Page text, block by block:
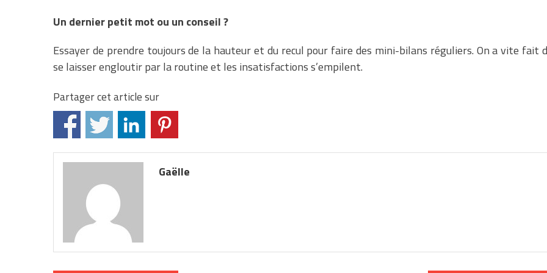
Un dernier petit mot ou un conseil ?
Essayer de prendre toujours de la hauteur et du recul pour faire des mini-bilans réguliers. On a vite fait
se laisser engloutir par la routine et les insatisfactions s’empilent.
Partager cet article sur
Gaëlle